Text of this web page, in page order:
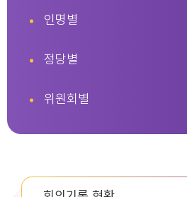
인명별
정당별
위원회별